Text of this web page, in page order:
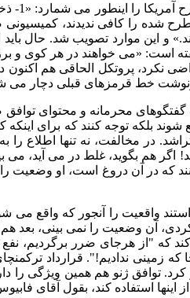
آمریکا را اینطور می شمارد: «1-
شده را کافی ندیدند، کمیسیونی
.» و این موارد تصویب شد. حال
است: «می خواهند در هر کوی و
نکرد، پروتکل الحاقی هم
خط قرمزهای قبلی دچار می
گفتگوهای محرمانه و محتوای
شوند بلکه توجه کنند که برای
.در مخالفت، نه تنها اطلاع را
! اگر هم بگوید، غلط در می آید،
که در آن دروغ است، او وضعیت
واقعیت را آنجور که واقع می
آن وضعیت را نمی بینی،
که " از هرجای ضرر برگردیم،
که زمینی ندادیم!". قرارداد
کرد. توافق ژنو هم همین ویژگی را
اینها استفاده کند، بقول آقای